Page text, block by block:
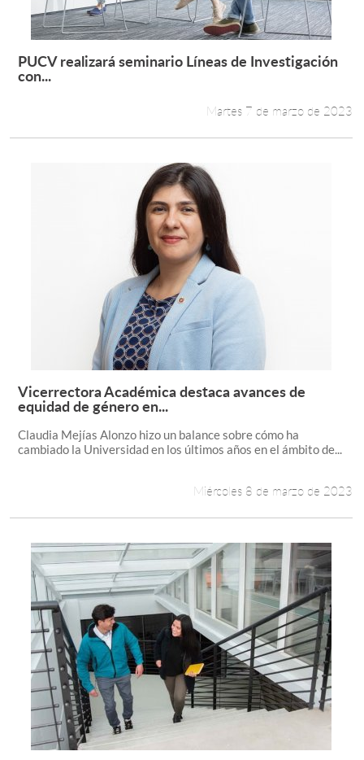
Leer más +
PUCV realizará seminario Líneas de Investigación
con...
Martes 7 de marzo de 2023
Leer más +
Vicerrectora Académica destaca avances de
equidad de género en...
Claudia Mejías Alonzo hizo un balance sobre cómo ha
cambiado la Universidad en los últimos años en el ámbito de...
Miércoles 8 de marzo de 2023